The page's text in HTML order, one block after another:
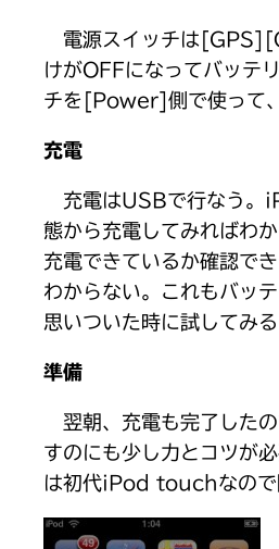
電源スイッチは
けがOFFになってバッテ
チを[Power]側で使って
充電
充電はUSBで行なう。
態から充電してみればわ
充電できているか確認で
わからない。これもバッ
思いついた時に試してみ
準備
翌朝、充電も完了した
すのにも少し力とコツが
は初代iPod touchなので